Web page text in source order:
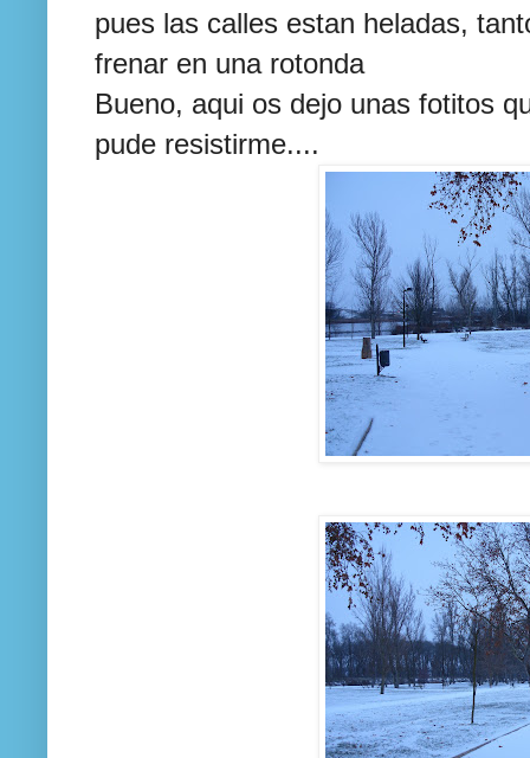
pues las calles estan heladas,
frenar en una rotonda
Bueno, aqui os dejo unas fotitos
pude resistirme....